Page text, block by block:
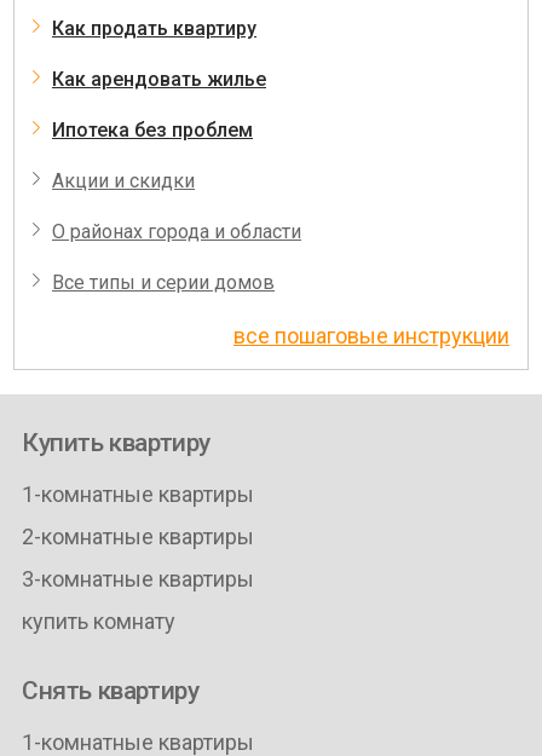
Как продать квартиру
Как арендовать жилье
Ипотека без проблем
Акции и скидки
О районах города и области
Все типы и серии домов
все пошаговые инструкции
Купить квартиру
1-комнатные квартиры
2-комнатные квартиры
3-комнатные квартиры
купить комнату
Снять квартиру
1-комнатные квартиры